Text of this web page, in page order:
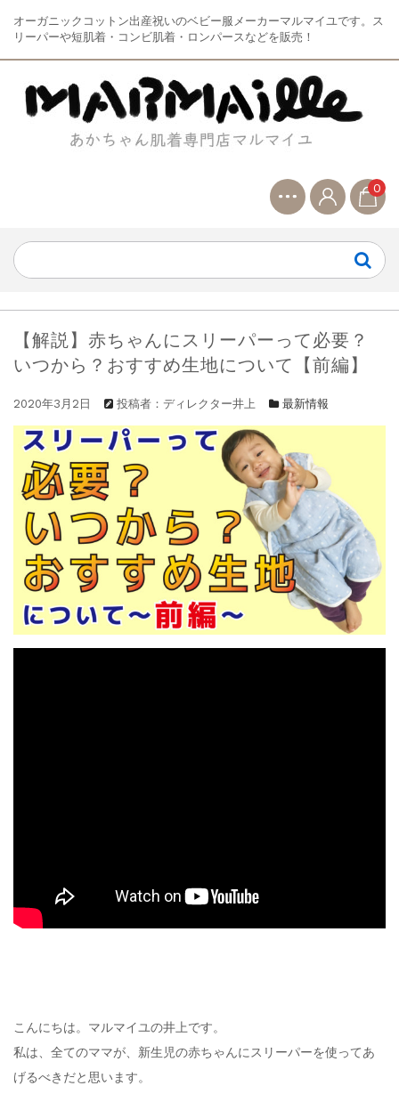
オーガニックコットン出産祝いのベビー服メーカーマルマイユです。ス
リーパーや短肌着・コンビ肌着・ロンパースなどを販売！
0
【解説】赤ちゃんにスリーパーって必要？
いつから？おすすめ生地について【前編】
2020年3月2日 投稿者：ディレクター井上 最新情報
こんにちは。マルマイユの井上です。
私は、全てのママが、新生児の赤ちゃんにスリーパーを使ってあ
げるべきだと思います。